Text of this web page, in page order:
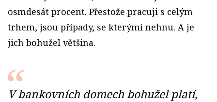
osmdesát procent. Přestože pracuji s celým
trhem, jsou případy, se kterými nehnu. A je
jich bohužel většina.
V bankovních domech bohužel platí,